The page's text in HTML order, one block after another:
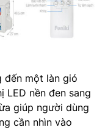
đến một làn gió
nền đen sang
giúp người dùng
cần nhìn vào